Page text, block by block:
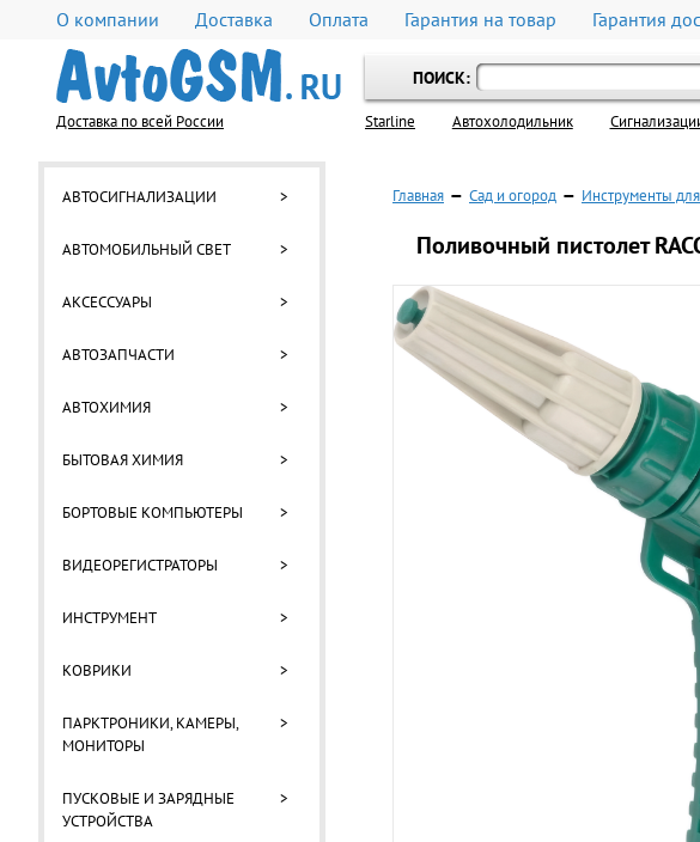
О компании Доставка Оплата Гарантия на товар Гарантия
Доставка по всей России
ПОИСК:
Starline Автохолодильник
АВТОСИГНАЛИЗАЦИИ >
АВТОМОБИЛЬНЫЙ СВЕТ >
АКСЕССУАРЫ >
АВТОЗАПЧАСТИ >
АВТОХИМИЯ >
БЫТОВАЯ ХИМИЯ >
БОРТОВЫЕ КОМПЬЮТЕРЫ >
ВИДЕОРЕГИСТРАТОРЫ >
ИНСТРУМЕНТ >
КОВРИКИ >
ПАРКТРОНИКИ, КАМЕРЫ,
МОНИТОРЫ
>
ПУСКОВЫЕ И ЗАРЯДНЫЕ
УСТРОЙСТВА
>
Главная — Сад и огород — Инструменты
Поливочный пистолет